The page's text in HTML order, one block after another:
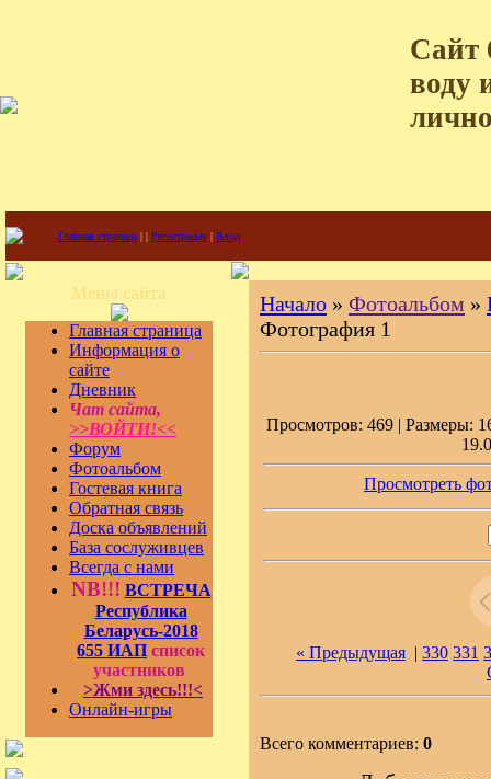
Сайт
воду
Главная страница | | Регистрация | Вход
Главная страница
Информация о
сайте
Дневник
Чат сайта,
>>ВОЙТИ!<<
Форум
Фотоальбом
Гостевая книга
Обратная связь
Доска объявлений
База сослуживцев
Всегда с нами
NB!!! ВСТРЕЧА
Республика
Беларусь-2018
655 ИАП список
участников
>Жми здесь!!!<
Онлайн-игры
Начало » Фотоальбом »
Фотография 1
Просмотров: 469 | Размеры:
Просмотреть
« Предыдущая | 330 331
Всего комментариев: 0